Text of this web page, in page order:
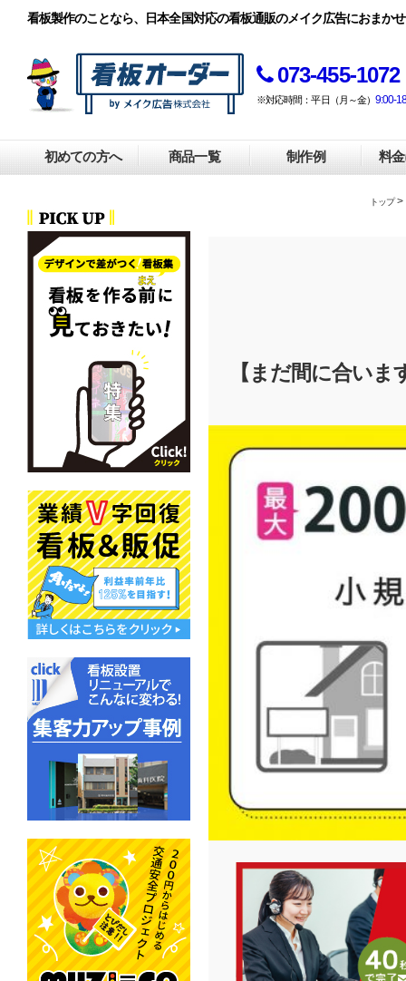
看板製作のことなら、日本全国対応の看板通販のメイク広告におまか
073-455-1072
※対応時間：平日（月～金） 9:00-
初めての方へ 商品一覧 制作例 料
トップ>
【まだ間に合い